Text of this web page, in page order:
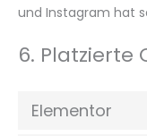
und Instagram hat
6. Platzierte
Elementor